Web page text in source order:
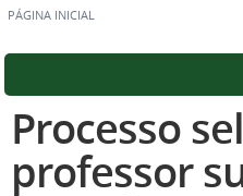
PÁGINA INICIAL
Processo
professor